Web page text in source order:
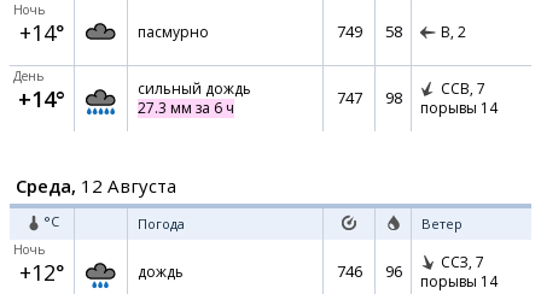
Ночь
+14° пасмурно 749 58 В, 2
День
+14°
сильный дождь
27.3 мм за 6 ч
747 98 ССВ, 7
порывы 14
Среда, 12 Августа
°C Погода Ветер
Ночь
+12° дождь 746 96 ССЗ, 7
порывы 14